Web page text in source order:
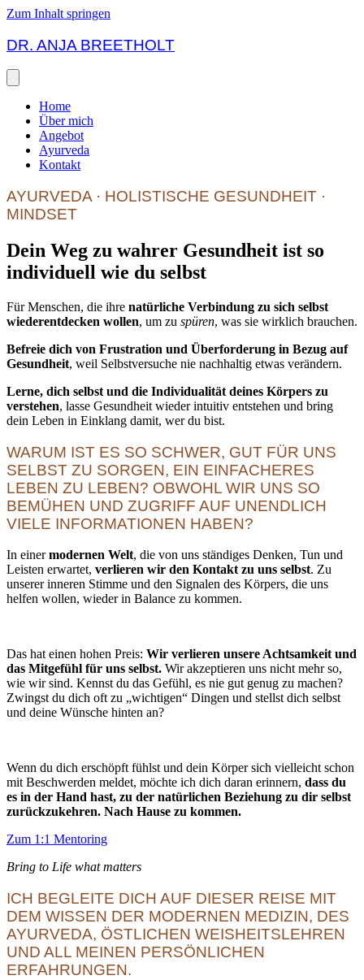
Zum Inhalt springen
DR. ANJA BREETHOLT
Home
Über mich
Angebot
Ayurveda
Kontakt
AYURVEDA · HOLISTISCHE GESUNDHEIT ·
MINDSET
Dein Weg zu wahrer Gesundheit ist so
individuell wie du selbst
Für Menschen, die ihre natürliche Verbindung zu sich selbst
wiederentdecken wollen, um zu spüren, was sie wirklich brauchen.
Befreie dich von Frustration und Überforderung in Bezug auf
Gesundheit, weil Selbstversuche nie nachhaltig etwas verändern.
Lerne, dich selbst und die Individualität deines Körpers zu
verstehen, lasse Gesundheit wieder intuitiv entstehen und bring
dein Leben in Einklang damit, wer du bist.
WARUM IST ES SO SCHWER, GUT FÜR UNS
SELBST ZU SORGEN, EIN EINFACHERES
LEBEN ZU LEBEN? OBWOHL WIR UNS SO
BEMÜHEN UND ZUGRIFF AUF UNENDLICH
VIELE INFORMATIONEN HABEN?
In einermodernen Welt, die von uns ständiges Denken, Tun und
Leisten erwartet, verlieren wir den Kontakt zu uns selbst. Zu
unserer inneren Stimme und den Signalen des Körpers, die uns
helfen wollen, wieder in Balance zu kommen.
Das hat einen hohen Preis: Wir verlieren unsere Achtsamkeit und
das Mitgefühl für uns selbst. Wir akzeptieren uns nicht mehr so,
wie wir sind. Kennst du das Gefühl, es nie gut genug zu machen?
Zwingst du dich oft zu „wichtigen“ Dingen und stellst dich selbst
und deine Wünsche hinten an?
Wenn du dich erschöpft fühlst und dein Körper sich vielleicht schon
mit Beschwerden meldet, möchte ich dich daran erinnern, dass du
es in der Hand hast, zu der natürlichen Beziehung zu dir selbst
zurückzukehren. Nach Hause zu kommen.
Zum 1:1 Mentoring
Bring to Life what matters
ICH BEGLEITE DICH AUF DIESER REISE MIT
DEM WISSEN DER MODERNEN MEDIZIN, DES
AYURVEDA, ÖSTLICHEN WEISHEITSLEHREN
UND ALL MEINEN PERSÖNLICHEN
ERFAHRUNGEN.